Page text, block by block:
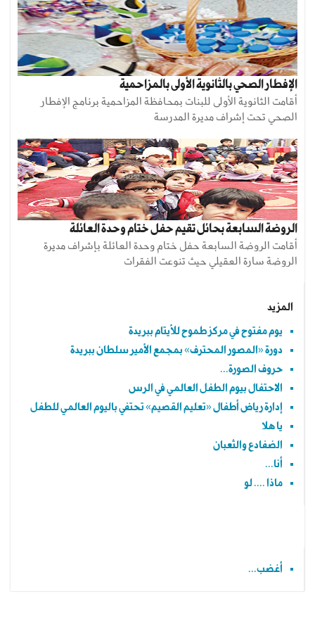
الإفطار الصحي بالثانوية الأولى بالمزاحمية
أقامت الثانوية الأولى للبنات بمحافظة المزاحمية برنامج الإفطار
الصحي تحت إشراف مديرة المدرسة
الروضة السابعة بحائل تقيم حفل ختام وحدة العائلة
أقامت الروضة السابعة حفل ختام وحدة العائلة بإشراف مديرة
الروضة سارة العقيلي حيث تنوعت الفقرات
المزيد
يوم مفتوح في مركز طموح للأيتام ببريدة
دورة «المصور المحترف» بمجمع الأمير سلطان ببريدة
حروف الصورة...
الاحتفال بيوم الطفل العالمي في الرس
إدارة رياض أطفال «تعليم القصيم» تحتفي باليوم العالمي للطفل
يا هلا
الضفادع والثعبان
أنا...
ماذا .... لو
أغضب...